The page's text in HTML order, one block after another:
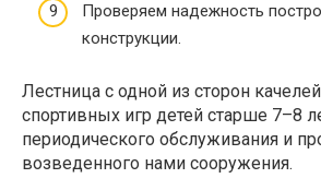
Проверяем надежность
конструкции.
Лестница с одной из сторон
спортивных игр детей старше 7–8
периодического обслуживания и
возведенного нами сооружения.